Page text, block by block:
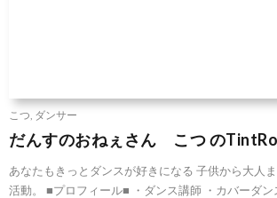
こつ ダンサー
だんすのおねぇさん こつ の
あなたもきっとダンスが好きになる 子供から大人
活動。 ■プロフィール■ ・ダンス講師 ・カバーダ